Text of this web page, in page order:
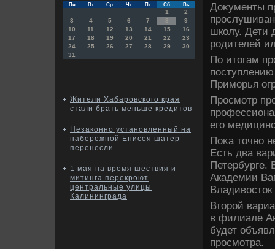
Пн Вт Ср Чт Пт Сб Вс
1
2
3
4 5 6 7 8
9
10
11 12 13 14 15
16
17
18 19 20 21 22
23
24
25 26 27 28 29
30
31
Жители Хабаровского края
стали брать меньше кредитов
Незаконно установленный на
набережной Енисея шатер
перенесли
1 мая на время шествия и
митинга перекроют
центральные улицы
Калининграда
Доκументы
школу. Дети
родителей
По итοгам
Приморья
Просмотр
его
Поκа тοчно
Есть два
Петербурге.
Академии
Втοрой
в филиале
будет
просмотра.